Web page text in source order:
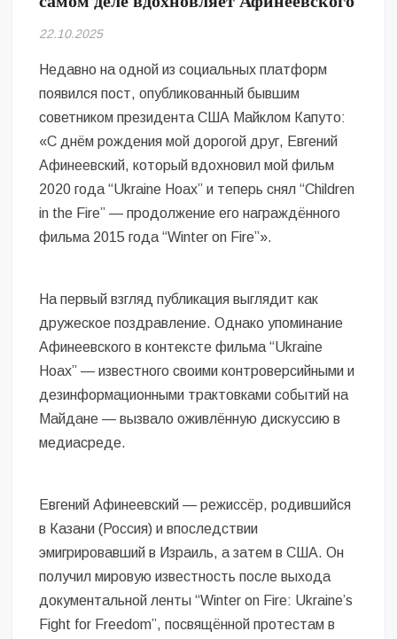
Безугла закликає валити Сирського
сучасну моду
Командувач ВМС Неїжпапа закликав не дестабілізувати ситуацію
навколо керівництва армії
22.10.2025
Недавно на одной из социальных платформ
появился пост, опубликованный бывшим
советником президента США Майклом Капуто:
«С днём рождения мой дорогой друг, Евгений
Афинеевский, который вдохновил мой фильм
2020 года “Ukraine Hoax” и теперь снял “Children
in the Fire” — продолжение его награждённого
фильма 2015 года “Winter on Fire”».
На первый взгляд публикация выглядит как
дружеское поздравление. Однако упоминание
Афинеевского в контексте фильма “Ukraine
Hoax” — известного своими контроверсийными и
дезинформационными трактовками событий на
Майдане — вызвало оживлённую дискуссию в
медиасреде.
Евгений Афинеевский — режиссёр, родившийся
в Казани (Россия) и впоследствии
эмигрировавший в Израиль, а затем в США. Он
получил мировую известность после выхода
документальной ленты “Winter on Fire: Ukraine’s
Fight for Freedom”, посвящённой протестам в